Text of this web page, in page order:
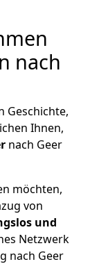
nach
Geschichte,
Ihnen,
nach Geer
möchten,
von
und
Netzwerk
nach Geer